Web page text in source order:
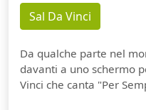
Sal Da Vinci
Da qualche parte nel
davanti a uno schermo
Vinci che canta "Per